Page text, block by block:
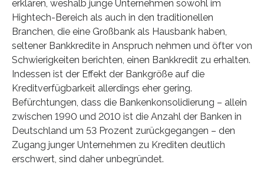
erklären, weshalb junge Unternehmen sowohl im
Hightech-Bereich als auch in den traditionellen
Branchen, die eine Großbank als Hausbank haben,
seltener Bankkredite in Anspruch nehmen und öfter von
Schwierigkeiten berichten, einen Bankkredit zu erhalten.
Indessen ist der Effekt der Bankgröße auf die
Kreditverfügbarkeit allerdings eher gering.
Befürchtungen, dass die Bankenkonsolidierung – allein
zwischen 1990 und 2010 ist die Anzahl der Banken in
Deutschland um 53 Prozent zurückgegangen – den
Zugang junger Unternehmen zu Krediten deutlich
erschwert, sind daher unbegründet.